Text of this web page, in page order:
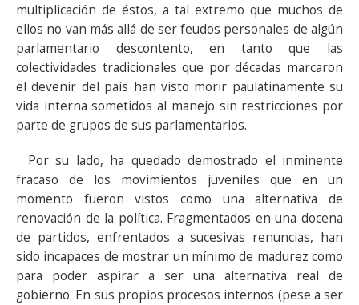
multiplicación de éstos, a tal extremo que muchos de
ellos no van más allá de ser feudos personales de algún
parlamentario descontento, en tanto que las
colectividades tradicionales que por décadas marcaron
el devenir del país han visto morir paulatinamente su
vida interna sometidos al manejo sin restricciones por
parte de grupos de sus parlamentarios.
Por su lado, ha quedado demostrado el inminente
fracaso de los movimientos juveniles que en un
momento fueron vistos como una alternativa de
renovación de la política. Fragmentados en una docena
de partidos, enfrentados a sucesivas renuncias, han
sido incapaces de mostrar un mínimo de madurez como
para poder aspirar a ser una alternativa real de
gobierno. En sus propios procesos internos (pese a ser